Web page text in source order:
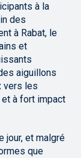
à la
des
à Rabat, le
et
aiguillons
vers les
à fort impact
jour, et malgré
que